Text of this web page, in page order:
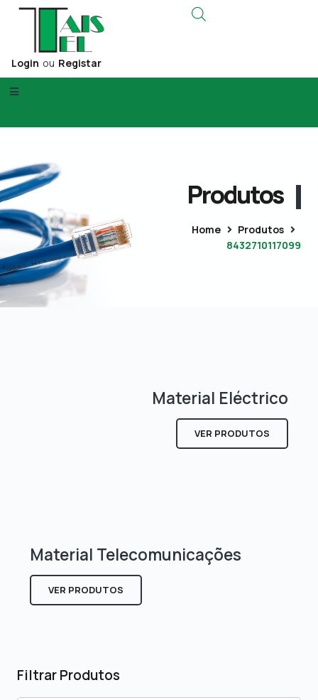
Login ou Registar
Produtos
Home
Produtos
8432710117099
Filtrar Produtos
Material Eléctrico
VER PRODUTOS
Material Telecomunicações
VER PRODUTOS